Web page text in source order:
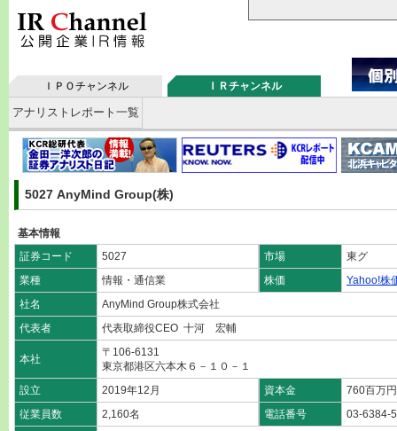
ＩＰＯチャンネル ＩＲチャンネル
アナリストレポート一覧
5027 AnyMind Group(株)
基本情報
証券コード
5027 市場
東グ
業種
情報・通信業 株価
Yahoo!株
社名
AnyMind Group株式会社
代表者
代表取締役CEO 十河 宏輔
本社
〒106-6131
東京都港区六本木６－１０－１
設立
2019年12月 資本金
760百万
従業員数
2,160名 電話番号
03-6384-